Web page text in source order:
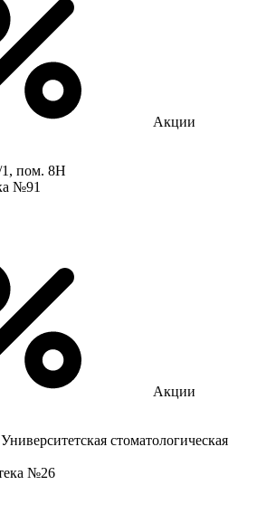
Акции
1, пом. 8Н
№91
Акции
стоматологическая
№26